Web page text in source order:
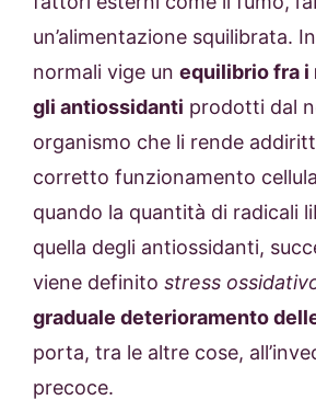
un’alimentazione squilibrata.
normali vige un equilibrio fra i
gli antiossidanti prodotti dal
organismo che li rende
corretto funzionamento
quando la quantità di radicali
quella degli antiossidanti,
viene definito stress
graduale deterioramento
porta, tra le altre cose,
precoce.